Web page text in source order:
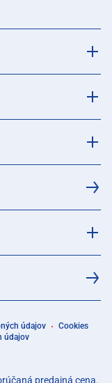
údajov
Cookies
údajov
predajná cena.